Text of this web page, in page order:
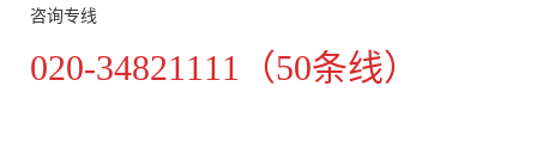
咨询专线
020-34821111（50条线）